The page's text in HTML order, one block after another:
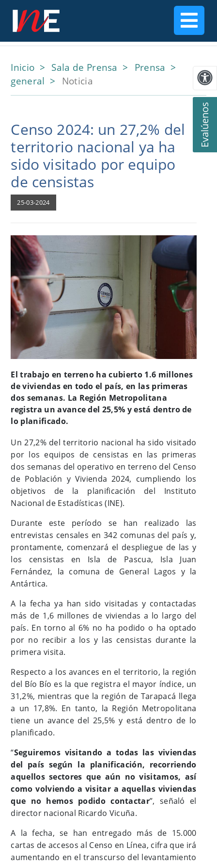
Evalúenos
Inicio Sala de Prensa
Prensa
general
Noticia
Censo 2024: un 27,2% del
territorio nacional ya ha
sido visitado por equipo
de censistas
25-03-2024
El trabajo en terreno ha cubierto 1.6 millones
de viviendas en todo el país, en las primeras
dos semanas. La Región Metropolitana
registra un avance del 25,5% y está dentro de
lo planificado.
Un 27,2% del territorio nacional ha sido visitado
por los equipos de censistas en las primeras
dos semanas del operativo en terreno del Censo
de Población y Vivienda 2024, cumpliendo los
objetivos de la planificación del Instituto
Nacional de Estadísticas (INE).
Durante este período se han realizado las
entrevistas censales en 342 comunas del país y,
prontamente, comenzará el despliegue de las y
los censistas en Isla de Pascua, Isla Juan
Fernández, la comuna de General Lagos y la
Antártica.
A la fecha ya han sido visitadas y contactadas
más de 1,6 millones de viviendas a lo largo del
país. En torno al 6% no ha podido o ha optado
por no recibir a los y las censistas durante la
primera visita.
Respecto a los avances en el territorio, la región
del Bío Bío es la que registra el mayor índice, un
31,2%, mientras que la región de Tarapacá llega
a un 17,8%. En tanto, la Región Metropolitana
tiene un avance del 25,5% y está dentro de lo
planificado.
“Seguiremos visitando a todas las viviendas
del país según la planificación, recorriendo
aquellos sectores que aún no visitamos, así
como volviendo a visitar a aquellas viviendas
que no hemos podido contactar”, señaló el
director nacional Ricardo Vicuña.
A la fecha, se han entregado más de 15.000
cartas de accesos al Censo en Línea, cifra que irá
aumentando en el transcurso del levantamiento